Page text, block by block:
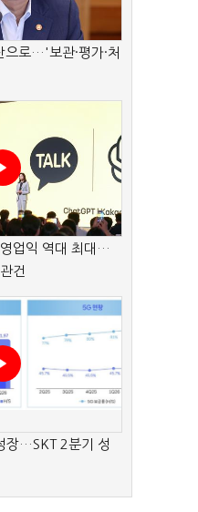
으로…'보관·평가·처
업익 역대 최대…
건
장…SKT 2분기 성